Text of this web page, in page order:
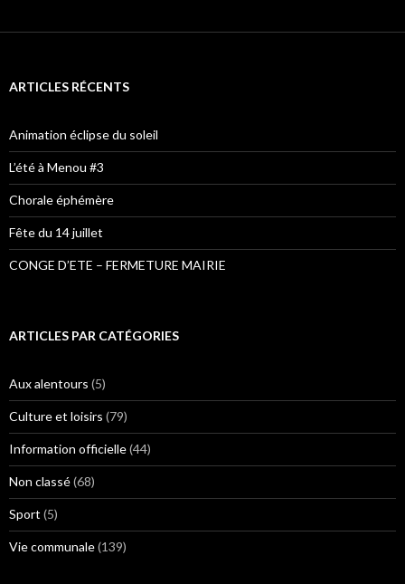
ARTICLES RÉCENTS
Animation éclipse du soleil
L’été à Menou #3
Chorale éphémère
Fête du 14 juillet
CONGE D’ETE – FERMETURE MAIRIE
ARTICLES PAR CATÉGORIES
Aux alentours (5)
Culture et loisirs (79)
Information officielle(44)
Non classé(68)
Sport (5)
Vie communale(139)